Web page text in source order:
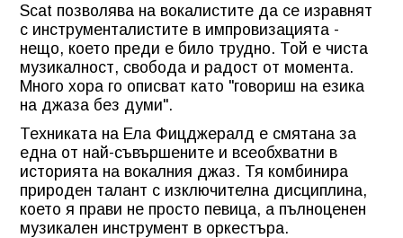
Scat позволява на вокалистите да се изравнят
с инструменталистите в импровизацията -
нещо, което преди е било трудно. Той е чиста
музикалност, свобода и радост от момента.
Много хора го описват като "говориш на езика
на джаза без думи".
Техниката на Ела Фицджералд е смятана за
една от най-съвършените и всеобхватни в
историята на вокалния джаз. Тя комбинира
природен талант с изключителна дисциплина,
което я прави не просто певица, а пълноценен
музикален инструмент в оркестъра.